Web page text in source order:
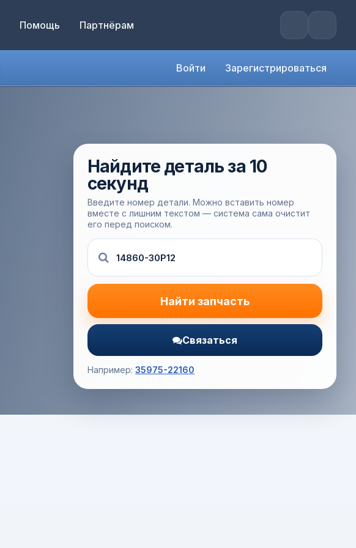
Помощь Партнёрам
Войти Зарегистрироваться
Найдите деталь за 10
секунд
Введите номер детали. Можно вставить номер
вместе с лишним текстом — система сама очистит
его перед поиском.
Найти запчасть
Связаться
Например: 35975-22160